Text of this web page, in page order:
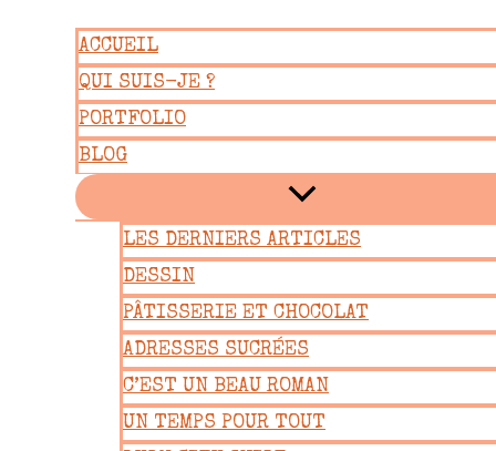
contenu
ACCUEIL
QUI SUIS-JE ?
PORTFOLIO
BLOG
LES DERNIERS ARTICLES
DESSIN
PÂTISSERIE ET CHOCOLAT
ADRESSES SUCRÉES
C’EST UN BEAU ROMAN
UN TEMPS POUR TOUT